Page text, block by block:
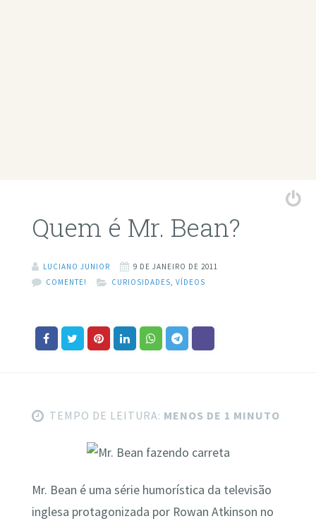
Quem é Mr. Bean?
LUCIANO JUNIOR
9 DE JANEIRO DE 2011
COMENTE!
CURIOSIDADES VÍDEOS
TEMPO DE LEITURA: MENOS DE 1 MINUTO
Mr. Bean é uma série humorística da televisão
inglesa protagonizada por Rowan Atkinson no